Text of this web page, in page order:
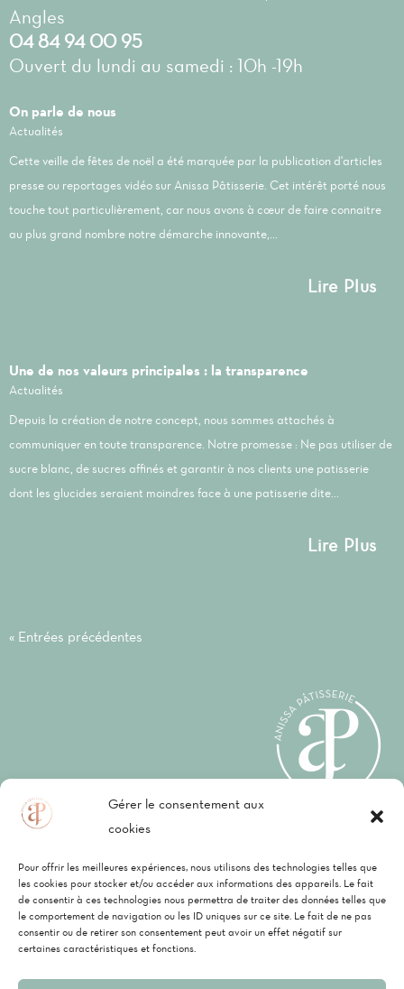
Gérer le consentement aux
cookies
Pour offrir les meilleures expériences, nous utilisons des technologies telles que
les cookies pour stocker et/ou accéder aux informations des appareils. Le fait
de consentir à ces technologies nous permettra de traiter des données telles que
le comportement de navigation ou les ID uniques sur ce site. Le fait de ne pas
consentir ou de retirer son consentement peut avoir un effet négatif sur
certaines caractéristiques et fonctions.
Angles
04 84 94 00 95
Ouvert du lundi au samedi : 10h -19h
On parle de nous
Actualités
Cette veille de fêtes de noël a été marquée par la publication d'articles
presse ou reportages vidéo sur Anissa Pâtisserie. Cet intérêt porté nous
touche tout particulièrement, car nous avons à cœur de faire connaitre
au plus grand nombre notre démarche innovante,...
Lire Plus
Une de nos valeurs principales : la transparence
Actualités
Depuis la création de notre concept, nous sommes attachés à
communiquer en toute transparence. Notre promesse : Ne pas utiliser de
sucre blanc, de sucres affinés et garantir à nos clients une patisserie
dont les glucides seraient moindres face à une patisserie dite...
Lire Plus
« Entrées précédentes
Mentions légales CGV – Politique de
confidentialité
C P
Anissa Pâtisserie, une société